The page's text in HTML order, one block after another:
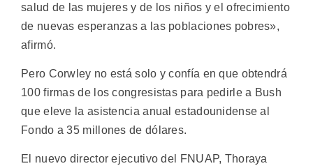
salud de las mujeres y de los niños y el ofrecimiento
de nuevas esperanzas a las poblaciones pobres»,
afirmó.
Pero Corwley no está solo y confía en que obtendrá
100 firmas de los congresistas para pedirle a Bush
que eleve la asistencia anual estadounidense al
Fondo a 35 millones de dólares.
El nuevo director ejecutivo del FNUAP, Thoraya